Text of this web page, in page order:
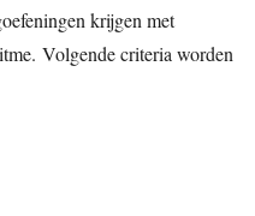
krijgen met
Volgende criteria worden